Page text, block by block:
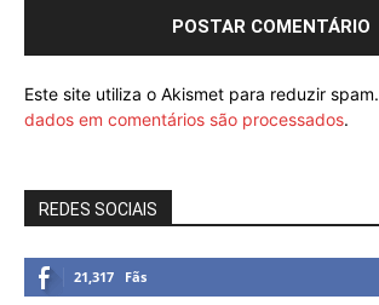
Este site utiliza o Akismet para reduzir spam.
dados em comentários são processados.
REDES SOCIAIS
21,317 Fãs